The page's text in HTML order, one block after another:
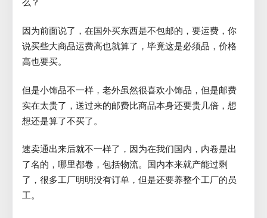
么？
因为前面说了，在国外买东西是不包邮的，要运费，你
说买些大商品运费高也就算了，毕竟这是必须品，价格
高也要买。
但是小饰品不一样，老外虽然很喜欢小饰品，但是邮费
实在太贵了，送过来的邮费比商品本身还要贵几倍，想
想还是算了不买了。
速卖通出来后就不一样了，因为在我们国内，内卷是出
了名的，哪里都卷，包括物流。国内本来就产能过剩
了，很多工厂明明没有订单，但是还要养整个工厂的员
工。